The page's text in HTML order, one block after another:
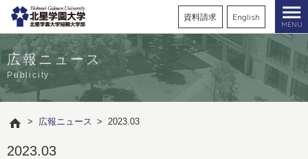
資料請求 English
MENU
広報ニュース
Publicity
> 広報ニュース > 2023.03
2023.03